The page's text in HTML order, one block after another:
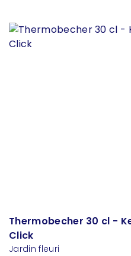
Thermobecher 30 cl -
Click
Jardin fleuri